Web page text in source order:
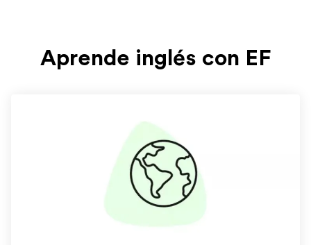
Aprende inglés con EF